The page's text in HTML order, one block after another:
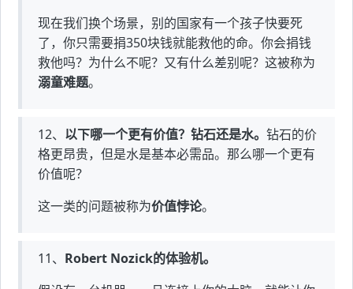
现在我们换个场景，别的国家有一个孩子快要死
了，你只需要捐350块钱就能救他的命。你会捐钱
救他吗？为什么不呢？又有什么差别呢？这被称为
溺童难题。
12、 以下哪一个更有价值？钻石还是水。 钻石的价
格更昂贵，但是水是基本必需品。那么哪一个更有
价值呢？
这一类的问题被称为价值悖论。
11、 Robert Nozick的体验机。